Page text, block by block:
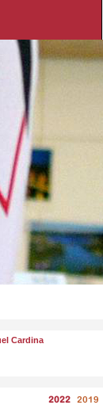
Cardina
2022 2019